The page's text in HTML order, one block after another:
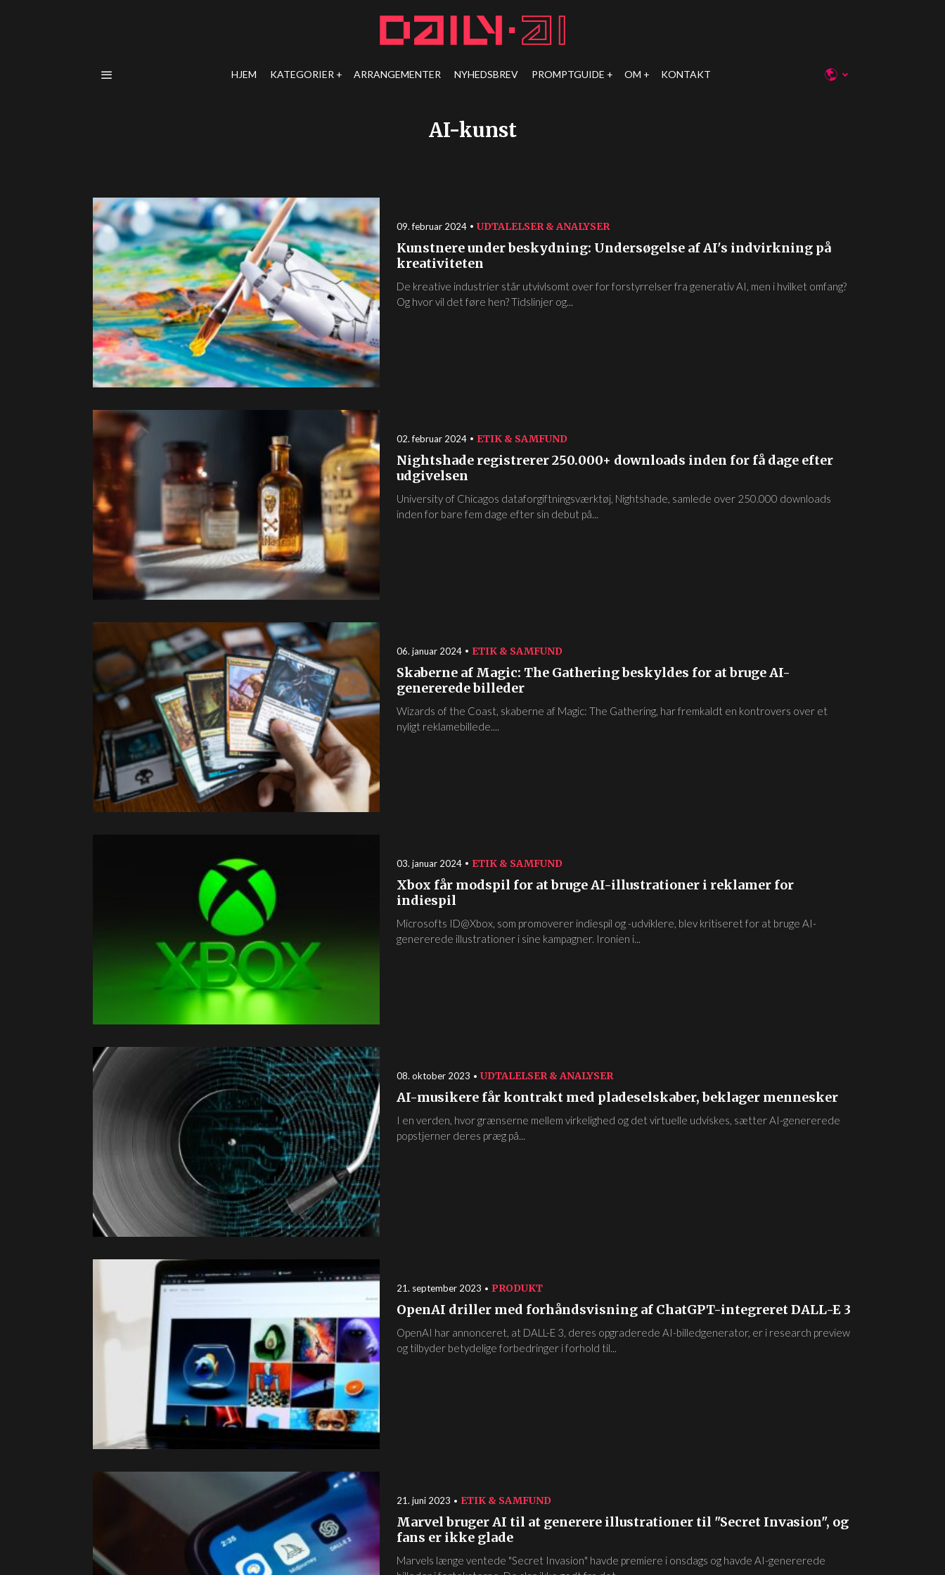
HJEM KATEGORIER ARRANGEMENTER NYHEDSBREV PROMPTGUIDE OM KONTAKT
AI-kunst
09. februar 2024 UDTALELSER & ANALYSER
Kunstnere under beskydning: Undersøgelse af AI's indvirkning på
kreativiteten
De kreative industrier står utvivlsomt over for forstyrrelser fra generativ AI, men i hvilket omfang?
Og hvor vil det føre hen? Tidslinjer og...
02. februar 2024 ETIK & SAMFUND
Nightshade registrerer 250.000+ downloads inden for få dage efter
udgivelsen
University of Chicagos dataforgiftningsværktøj, Nightshade, samlede over 250.000 downloads
inden for bare fem dage efter sin debut på...
06. januar 2024 ETIK & SAMFUND
Skaberne af Magic: The Gathering beskyldes for at bruge AI-
genererede billeder
Wizards of the Coast, skaberne af Magic: The Gathering, har fremkaldt en kontrovers over et
nyligt reklamebillede....
03. januar 2024 ETIK & SAMFUND
Xbox får modspil for at bruge AI-illustrationer i reklamer for
indiespil
Microsofts ID@Xbox, som promoverer indiespil og -udviklere, blev kritiseret for at bruge AI-
genererede illustrationer i sine kampagner. Ironien i...
08. oktober 2023 UDTALELSER & ANALYSER
AI-musikere får kontrakt med pladeselskaber, beklager mennesker
I en verden, hvor grænserne mellem virkelighed og det virtuelle udviskes, sætter AI-genererede
popstjerner deres præg på...
21. september 2023 PRODUKT
OpenAI driller med forhåndsvisning af ChatGPT-integreret DALL-E 3
OpenAI har annonceret, at DALL-E 3, deres opgraderede AI-billedgenerator, er i research preview
og tilbyder betydelige forbedringer i forhold til...
21. juni 2023 ETIK & SAMFUND
Marvel bruger AI til at generere illustrationer til "Secret Invasion", og
fans er ikke glade
Marvels længe ventede "Secret Invasion" havde premiere i onsdags og havde AI-genererede